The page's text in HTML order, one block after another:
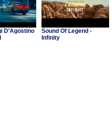
D’Agostino
Sound Of Legend -
Infinity